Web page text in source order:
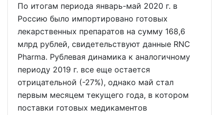
По итогам периода январь-май 2020 г. в
Россию было импортировано готовых
лекарственных препаратов на сумму 168,6
млрд рублей, свидетельствуют данные RNC
Pharma. Рублевая динамика к аналогичному
периоду 2019 г. все еще остается
отрицательной (-27%), однако май стал
первым месяцем текущего года, в котором
поставки готовых медикаментов